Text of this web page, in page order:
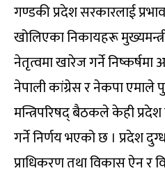
गण्डकी प्रदेश सरकारलाई
खोलिएका निकायहरू
नेतृत्वमा खारेज गर्ने
नेपाली कांग्रेस र नेकपा एमाले
मन्त्रिपरिषद्‍ बैठकले केही
गर्ने निर्णय भएको छ । प्रदेश
प्राधिकरण तथा विकास ऐन र